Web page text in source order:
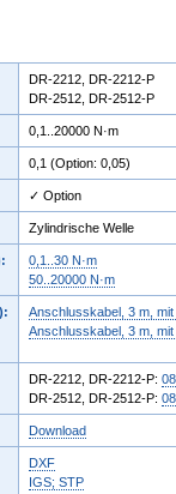
DR-2212, DR-2212-P
DR-2512, DR-2512-P
0,1..20000 N·m
0,1 (Option: 0,05)
✓ Option
Zylindrische Welle
0,1..30 N·m
50..20000 N·m
Anschlusskabel, 3 m,
Anschlusskabel, 3 m,
DR-2212, DR-2212-P:
DR-2512, DR-2512-P:
Download
DXF
IGS; STP